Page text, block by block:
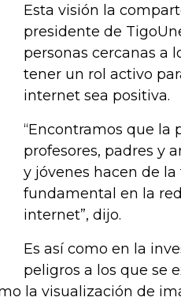
Esta visión la
presidente de
personas cercanas a
tener un rol activo
internet sea positiva.
“Encontramos que la
profesores, padres y
y jóvenes hacen de la
fundamental en la
internet”, dijo.
Es así como en la
peligros a los que se
la visualización de